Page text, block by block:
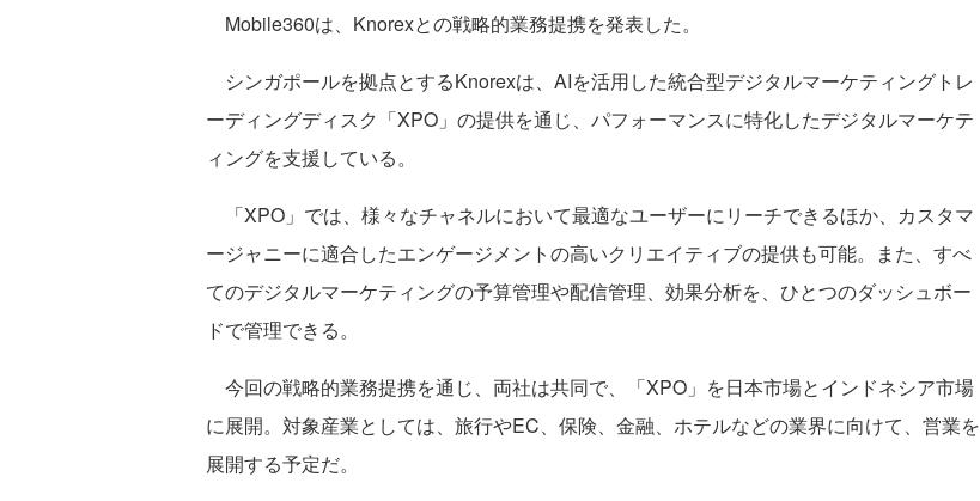
Mobile360は、Knorexとの戦略的業務提携を発表した。
シンガポールを拠点とするKnorexは、AIを活用した統合型デジタルマーケティングトレ
ーディングディスク「XPO」の提供を通じ、パフォーマンスに特化したデジタルマーケテ
ィングを支援している。
「XPO」では、様々なチャネルにおいて最適なユーザーにリーチできるほか、カスタマ
ージャニーに適合したエンゲージメントの高いクリエイティブの提供も可能。また、すべ
てのデジタルマーケティングの予算管理や配信管理、効果分析を、ひとつのダッシュボー
ドで管理できる。
今回の戦略的業務提携を通じ、両社は共同で、「XPO」を日本市場とインドネシア市場
に展開。対象産業としては、旅行やEC、保険、金融、ホテルなどの業界に向けて、営業を
展開する予定だ。